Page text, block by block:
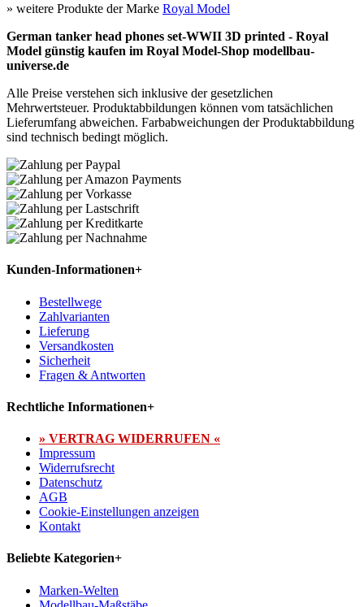
» weitere Produkte der Marke Royal Model
German tanker head phones set-WWII 3D printed - Royal
Model günstig kaufen im Royal Model-Shop modellbau-
universe.de
Alle Preise verstehen sich inklusive der gesetzlichen
Mehrwertsteuer. Produktabbildungen können vom tatsächlichen
Lieferumfang abweichen. Farbabweichungen der Produktabbildung
sind technisch bedingt möglich.
Kunden-Informationen+
Bestellwege
Zahlvarianten
Lieferung
Versandkosten
Sicherheit
Fragen & Antworten
Rechtliche Informationen+
» VERTRAG WIDERRUFEN «
Impressum
Widerrufsrecht
Datenschutz
AGB
Cookie-Einstellungen anzeigen
Kontakt
Beliebte Kategorien+
Marken-Welten